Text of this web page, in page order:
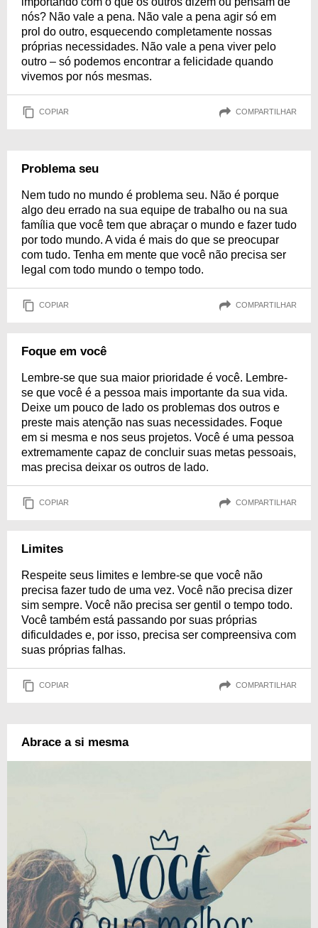
nós? Não vale a pena. Não vale a pena agir só em
prol do outro, esquecendo completamente nossas
próprias necessidades. Não vale a pena viver pelo
outro – só podemos encontrar a felicidade quando
vivemos por nós mesmas.
COPIAR COMPARTILHAR
Problema seu
Nem tudo no mundo é problema seu. Não é porque
algo deu errado na sua equipe de trabalho ou na sua
família que você tem que abraçar o mundo e fazer tudo
por todo mundo. A vida é mais do que se preocupar
com tudo. Tenha em mente que você não precisa ser
legal com todo mundo o tempo todo.
COPIAR COMPARTILHAR
Foque em você
Lembre-se que sua maior prioridade é você. Lembre-
se que você é a pessoa mais importante da sua vida.
Deixe um pouco de lado os problemas dos outros e
preste mais atenção nas suas necessidades. Foque
em si mesma e nos seus projetos. Você é uma pessoa
extremamente capaz de concluir suas metas pessoais,
mas precisa deixar os outros de lado.
COPIAR COMPARTILHAR
Limites
Respeite seus limites e lembre-se que você não
precisa fazer tudo de uma vez. Você não precisa dizer
sim sempre. Você não precisa ser gentil o tempo todo.
Você também está passando por suas próprias
dificuldades e, por isso, precisa ser compreensiva com
suas próprias falhas.
COPIAR COMPARTILHAR
Abrace a si mesma